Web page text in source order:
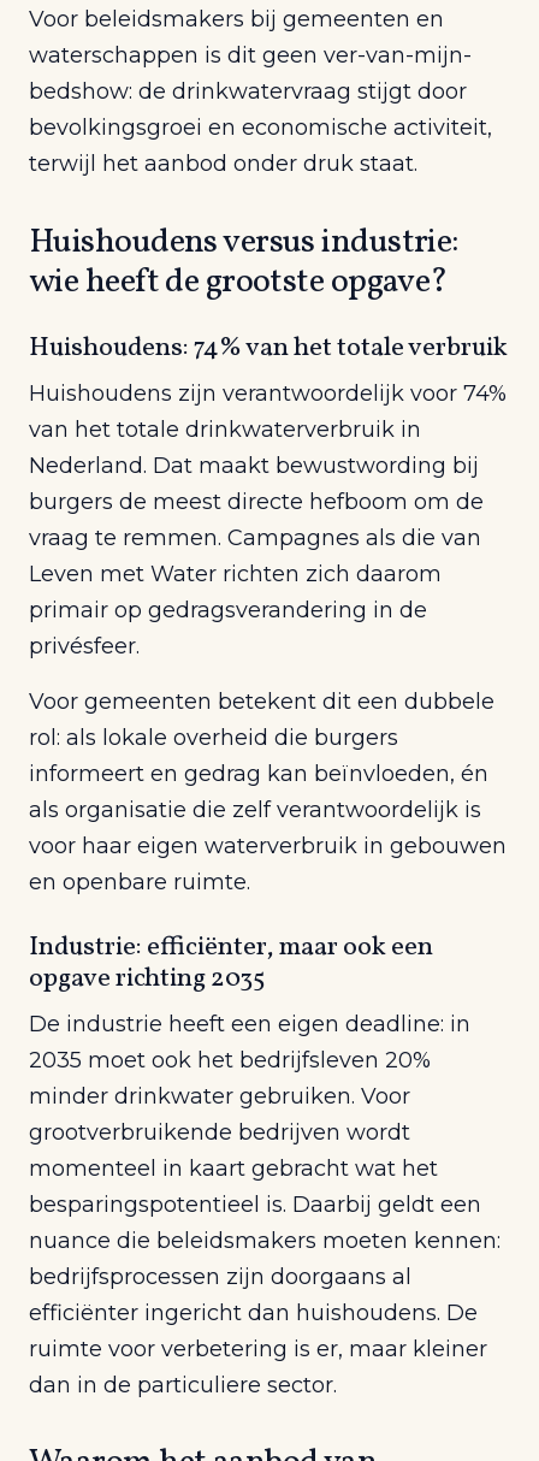
Voor beleidsmakers bij gemeenten en
waterschappen is dit geen ver-van-mijn-
bedshow: de drinkwatervraag stijgt door
bevolkingsgroei en economische activiteit,
terwijl het aanbod onder druk staat.
Huishoudens versus industrie:
wie heeft de grootste opgave?
Huishoudens: 74% van het totale verbruik
Huishoudens zijn verantwoordelijk voor 74%
van het totale drinkwaterverbruik in
Nederland. Dat maakt bewustwording bij
burgers de meest directe hefboom om de
vraag te remmen. Campagnes als die van
Leven met Water richten zich daarom
primair op gedragsverandering in de
privésfeer.
Voor gemeenten betekent dit een dubbele
rol: als lokale overheid die burgers
informeert en gedrag kan beïnvloeden, én
als organisatie die zelf verantwoordelijk is
voor haar eigen waterverbruik in gebouwen
en openbare ruimte.
Industrie: efficiënter, maar ook een
opgave richting 2035
De industrie heeft een eigen deadline: in
2035 moet ook het bedrijfsleven 20%
minder drinkwater gebruiken. Voor
grootverbruikende bedrijven wordt
momenteel in kaart gebracht wat het
besparingspotentieel is. Daarbij geldt een
nuance die beleidsmakers moeten kennen:
bedrijfsprocessen zijn doorgaans al
efficiënter ingericht dan huishoudens. De
ruimte voor verbetering is er, maar kleiner
dan in de particuliere sector.